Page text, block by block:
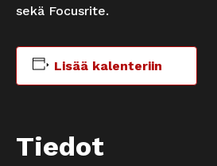
sekä Focusrite.
Lisää kalenteriin
Tiedot